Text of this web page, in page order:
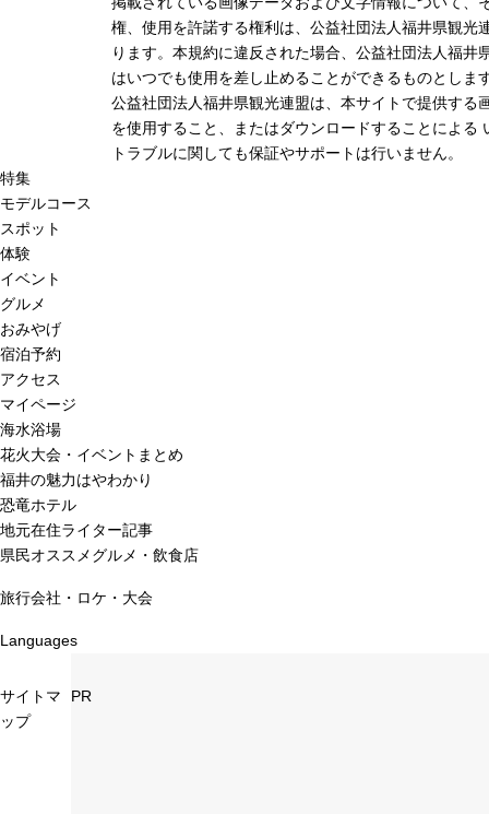
権、使用を許諾する権利は、公益社団法人福井県観光
ります。本規約に違反された場合、公益社団法人福井
はいつでも使用を差し止めることができるものとしま
公益社団法人福井県観光連盟は、本サイトで提供する
を使用すること、またはダウンロードすることによる
トラブルに関しても保証やサポートは行いません。
特集
モデルコース
スポット
体験
イベント
グルメ
おみやげ
宿泊予約
アクセス
マイページ
海水浴場
花火大会・イベントまとめ
福井の魅力はやわかり
恐竜ホテル
地元在住ライター記事
県民オススメグルメ・飲食店
旅行会社・ロケ・大会
Languages
サイトマ
ップ
PR